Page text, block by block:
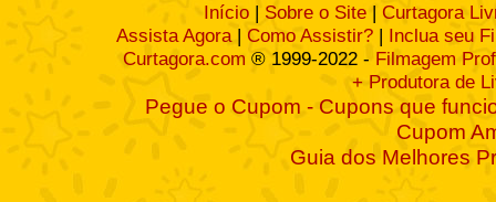
Início | Sobre o Site | Curtagora
Assista Agora| Como Assistir? | Inclua seu
Curtagora.com ® 1999-2022 - Filmagem
+ Produtora de
Pegue o Cupom - Cupons que
Cupom
Guia dos Melhores